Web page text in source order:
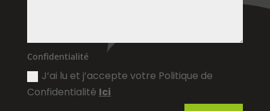
Confidentialité
J’ai lu et j’accepte votre Politique de
Confidentialité Ici